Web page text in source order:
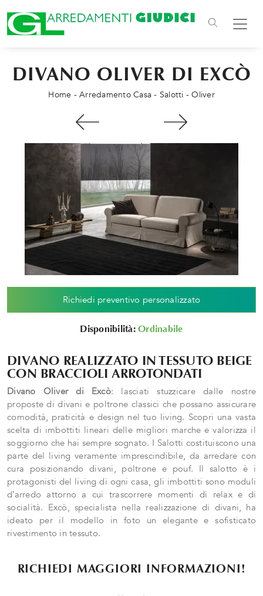
DIVANO OLIVER DI EXCÒ
Home - Arredamento Casa - Salotti -Oliver
Richiedi preventivo personalizzato
Disponibilità:Ordinabile
DIVANO REALIZZATO IN TESSUTO BEIGE
CON BRACCIOLI ARROTONDATI
Divano Oliver di Excò: lasciati stuzzicare dalle nostre
proposte di divani e poltrone classici che possano assicurare
comodità, praticità e design nel tuo living. Scopri una vasta
scelta di imbottiti lineari delle migliori marche e valorizza il
soggiorno che hai sempre sognato. I Salotti costituiscono una
parte del living veramente imprescindibile, da arredare con
cura posizionando divani, poltrone e pouf. Il salotto è i
protagonisti del living di ogni casa, gli imbottiti sono moduli
d’arredo attorno a cui trascorrere momenti di relax e di
socialità. Excò, specialista nella realizzazione di divani, ha
ideato per il modello in foto un elegante e sofisticato
rivestimento in tessuto.
RICHIEDI MAGGIORI INFORMAZIONI!